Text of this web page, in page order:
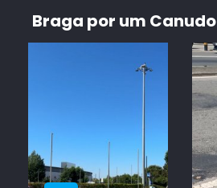
Braga por um Canudo